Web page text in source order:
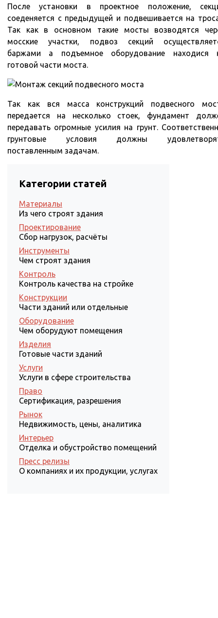
После установки в проектное положение,
соеденяется с предыдущей и подвешивается на
Так как в основном такие мосты возводятся
мосские участки, подвоз секций
баржами а подъемное оборудование находися
готовой части моста.
Так как вся масса конструкций подвесного
передается на несколько стоек, фундамент
передавать огромные усилия на грунт.
грунтовые условия должны
поставленным задачам.
Категории статей
Материалы
Из чего строят здания
Проектирование
Сбор нагрузок, расчёты
Инструменты
Чем строят здания
Контроль
Контроль качества на стройке
Конструкции
Части зданий или отдельные
Оборудование
Чем оборудуют помещения
Изделия
Готовые части зданий
Услуги
Услуги в сфере строительства
Право
Сертификация, разрешения
Рынок
Недвижимость, цены, аналитика
Интерьер
Отделка и обустройство помещений
Пресс релизы
О компаниях и их продукции, услугах